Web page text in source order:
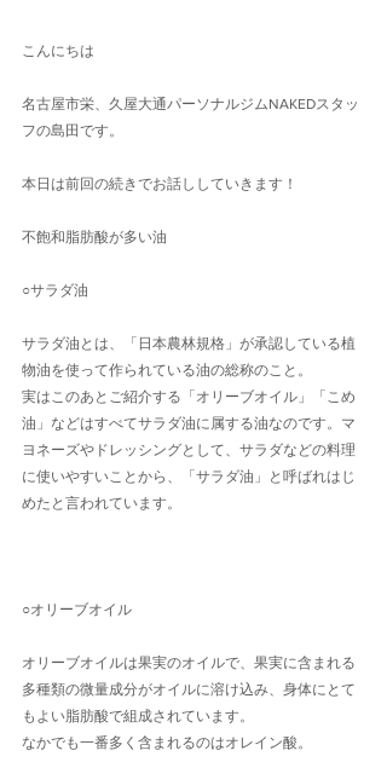
こんにちは
名古屋市栄、久屋大通パーソナルジムNAKEDスタッ
フの島田です。
本日は前回の続きでお話ししていきます！
不飽和脂肪酸が多い油
○サラダ油
サラダ油とは、「日本農林規格」が承認している植
物油を使って作られている油の総称のこと。
実はこのあとご紹介する「オリーブオイル」「こめ
油」などはすべてサラダ油に属する油なのです。マ
ヨネーズやドレッシングとして、サラダなどの料理
に使いやすいことから、「サラダ油」と呼ばれはじ
めたと言われています。
○オリーブオイル
オリーブオイルは果実のオイルで、果実に含まれる
多種類の微量成分がオイルに溶け込み、身体にとて
もよい脂肪酸で組成されています。
なかでも一番多く含まれるのはオレイン酸。